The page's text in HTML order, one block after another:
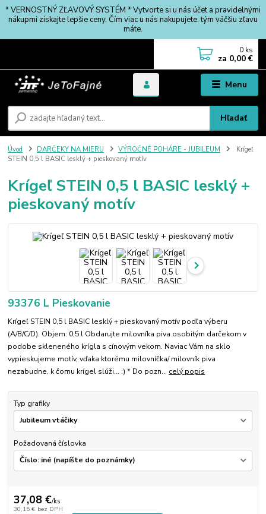
* VERNOSTNÝ ZĽAVOVÝ SYSTÉM * Vytvorte si u nás účet a pravidelnými
nákupmi získajte lepšie ceny. Čím viac u nás nakupujete, tým väčšiu zľavu
máte.
Menu
Hľadať
0 ks
za 0,00 €
Úvod DARČEKY NA MIERU VÝROČNÉ POHÁRE - JUBILEUM
Krígeľ
STEIN 0,5 l BASIC lesklý + pieskovaný motív
Krígeľ STEIN 0,5 l BASIC lesklý +
pieskovaný motív
93376 L Pieskovanie
Krígeľ STEIN 0,5 l BASIC lesklý + pieskovaný motív podľa výberu
(A/B/C/D). Objem: 0,5 l Obdarujte milovníka piva osobitým darčekom v
podobe skleneného krígla s cínovým vekom. Naviac Vám na sklo
vypieskujeme motív, vďaka ktorému milovníčka/ milovník piva
nezabudne, k čomu krígel slúži... :) * Do pozn... celý popis
Typ grafiky
Požadovaná číslovka
37,08 €/ks
30,15 € bez DPH